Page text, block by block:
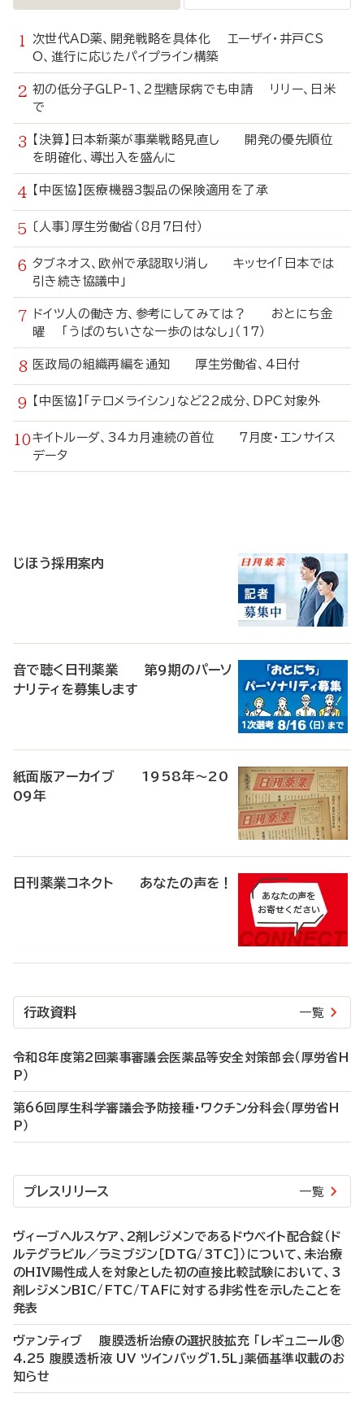
次世代AD薬、開発戦略を具体化 エーザイ・井戸CS
O、進行に応じたパイプライン構築
初の低分子GLP-1、2型糖尿病でも申請 リリー、日米
で
【決算】日本新薬が事業戦略見直し 開発の優先順位
を明確化、導出入を盛んに
【中医協】医療機器3製品の保険適用を了承
〔人事〕厚生労働省（8月7日付）
タブネオス、欧州で承認取り消し キッセイ「日本では
引き続き協議中」
ドイツ人の働き方、参考にしてみては？ おとにち金
曜 「うぱのちいさな一歩のはなし」（17）
医政局の組織再編を通知 厚生労働省、4日付
【中医協】「テロメライシン」など22成分、DPC対象外
キイトルーダ、34カ月連続の首位 7月度・エンサイス
データ
じほう採用案内
音で聴く日刊薬業 第9期のパーソ
ナリティを募集します
紙面版アーカイブ 1958年～20
09年
日刊薬業コネクト あなたの声を！
行政資料 一覧
令和8年度第2回薬事審議会医薬品等安全対策部会（厚労省H
P）
第66回厚生科学審議会予防接種・ワクチン分科会（厚労省H
P）
プレスリリース 一覧
ヴィーブヘルスケア、2剤レジメンであるドウベイト配合錠（ド
ルテグラビル／ラミブジン［DTG/3TC］）について、未治療
のHIV陽性成人を対象とした初の直接比較試験において、3
剤レジメンBIC/FTC/TAFに対する非劣性を示したことを
発表
ヴァンティブ 腹膜透析治療の選択肢拡充 「レギュニール®
4.25 腹膜透析液 UV ツインバッグ1.5L」薬価基準収載のお
知らせ